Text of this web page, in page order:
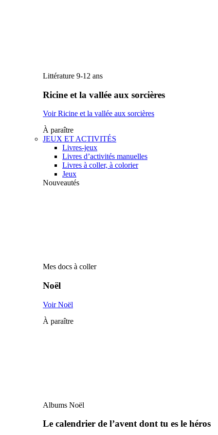
Littérature 9-12 ans
Ricine et la vallée aux sorcières
Voir Ricine et la vallée aux sorcières
À paraître
JEUX ET ACTIVITÉS
Livres-jeux
Livres d’activités manuelles
Livres à coller, à colorier
Jeux
Nouveautés
Mes docs à coller
Noël
Voir Noël
À paraître
Albums Noël
Le calendrier de l’avent dont tu es le héros